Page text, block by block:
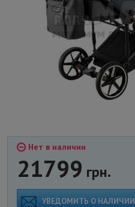
Нет в наличии
21799 грн.
УВЕДОМИТЬ О НАЛИЧИИ